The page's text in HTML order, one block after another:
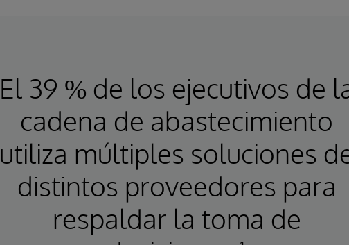
El 39 % de los ejecutivos de
cadena de abastecimiento
utiliza múltiples soluciones
distintos proveedores para
respaldar la toma de